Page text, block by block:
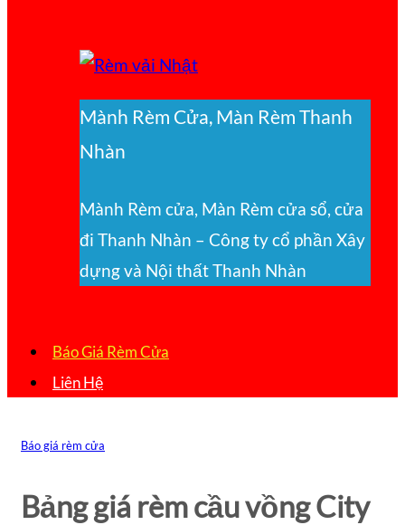
Mành Rèm Cửa, Màn Rèm Thanh
Nhàn
Mành Rèm cửa, Màn Rèm cửa sổ, cửa
đi Thanh Nhàn – Công ty cổ phần Xây
dựng và Nội thất Thanh Nhàn
Báo Giá Rèm Cửa
Liên Hệ
Báo giá rèm cửa
Bảng giá rèm cầu vồng City